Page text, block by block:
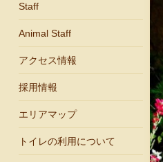
Staff
Animal Staff
アクセス情報
採用情報
エリアマップ
トイレの利用について